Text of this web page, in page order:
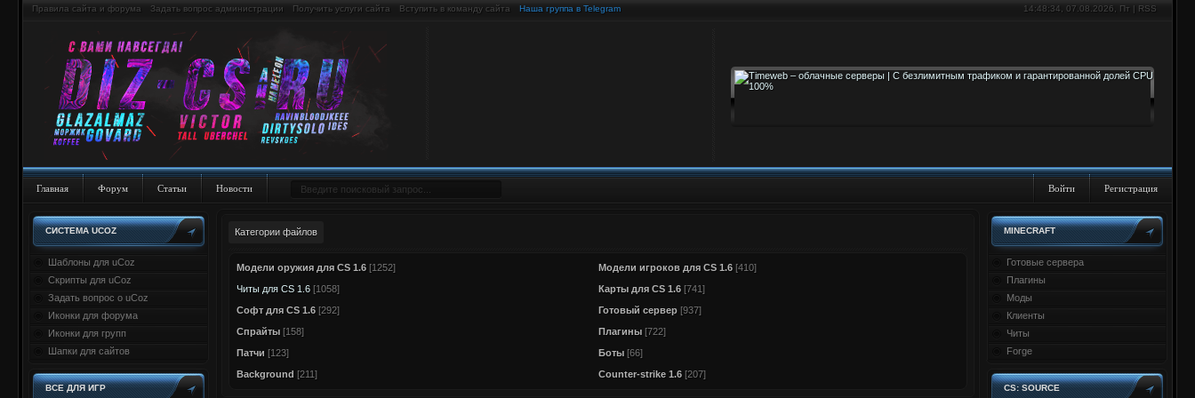
14:48:35 , 07.08.2026, Пт | RSS
Правила сайта и форума Задать вопрос администрации Получить услуги сайта Вступить в команду сайта Наша группа в Telegram
Войти Регистрация
Главная Форум Статьи Новости
MINECRAFT
Готовые сервера
Плагины
Моды
Клиенты
Читы
Forge
CS: SOURCE
СИСТЕМА UCOZ
Шаблоны для uCoz
Скрипты для uCoz
Задать вопрос о uCoz
Иконки для форума
Иконки для групп
Шапки для сайтов
ВСЕ ДЛЯ ИГР
Категории файлов
Модели оружия для CS 1.6 [1252] Модели игроков для CS 1.6 [410]
Читы для CS 1.6 [1058] Карты для CS 1.6 [741]
Софт для CS 1.6 [292] Готовый сервер [937]
Спрайты [158] Плагины [722]
Патчи [123] Боты [66]
Background [211] Counter-strike 1.6 [207]